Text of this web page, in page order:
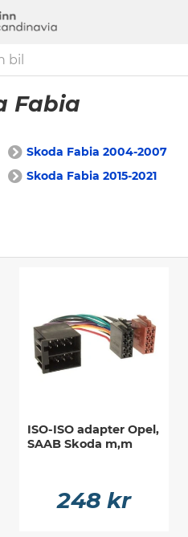
bil
Fabia
Skoda Fabia 2004-2007
Skoda Fabia 2015-2021
ISO-ISO adapter Opel,
SAAB Skoda m,m
248 kr